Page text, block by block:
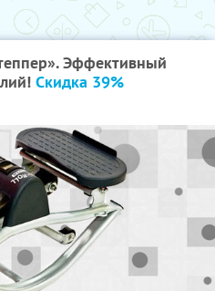
Эффективный
Скидка 39%